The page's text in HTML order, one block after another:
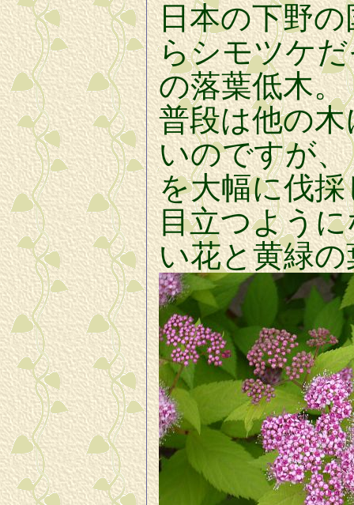
日本の下野
らシモツケ
の落葉低木。
普段は他の
いのですが
を大幅に伐
目立つよう
い花と黄緑